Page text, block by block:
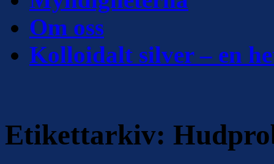
Om oss
Kolloidalt silver – en
Etikettarkiv: